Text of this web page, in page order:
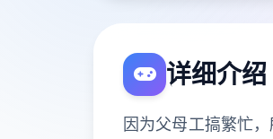
详细介绍
因为父母工搞繁忙